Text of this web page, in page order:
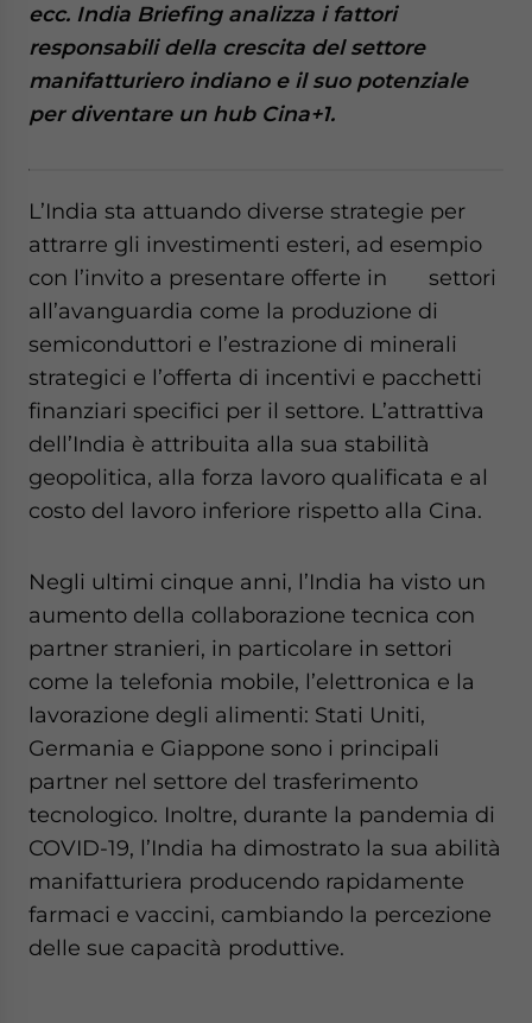
ecc. India Briefing analizza i fattori
responsabili della crescita del settore
manifatturiero indiano e il suo potenziale
per diventare un hub Cina+1.
L’India sta attuando diverse strategie per
attrarre gli investimenti esteri, ad esempio
con l’invito a presentare offerte in settori
all’avanguardia come la produzione di
semiconduttori e l’estrazione di minerali
strategici e l’offerta di incentivi e pacchetti
finanziari specifici per il settore. L’attrattiva
dell’India è attribuita alla sua stabilità
geopolitica, alla forza lavoro qualificata e al
costo del lavoro inferiore rispetto alla Cina.
Negli ultimi cinque anni, l’India ha visto un
aumento della collaborazione tecnica con
partner stranieri, in particolare in settori
come la telefonia mobile, l’elettronica e la
lavorazione degli alimenti: Stati Uniti,
Germania e Giappone sono i principali
partner nel settore del trasferimento
tecnologico. Inoltre, durante la pandemia di
COVID-19, l’India ha dimostrato la sua abilità
manifatturiera producendo rapidamente
farmaci e vaccini, cambiando la percezione
delle sue capacità produttive.
website. Please send me business news and updates
for Asia!
- case sensitive